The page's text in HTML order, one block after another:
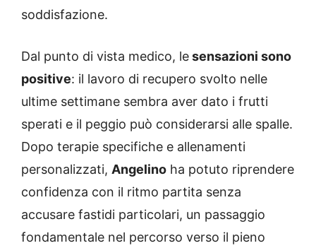
soddisfazione.
Dal punto di vista medico, lesensazioni sono
positive: il lavoro di recupero svolto nelle
ultime settimane sembra aver dato i frutti
sperati e il peggio può considerarsi alle spalle.
Dopo terapie specifiche e allenamenti
personalizzati, Angelino ha potuto riprendere
confidenza con il ritmo partita senza
accusare fastidi particolari, un passaggio
fondamentale nel percorso verso il pieno